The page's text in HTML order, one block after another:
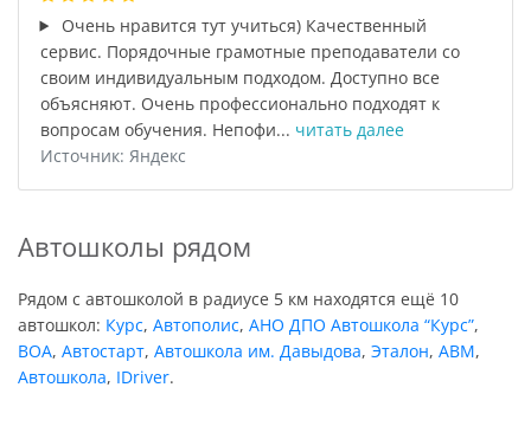
Очень нравится тут учиться) Качественный
сервис. Порядочные грамотные преподаватели со
своим индивидуальным подходом. Доступно все
объясняют. Очень профессионально подходят к
вопросам обучения. Непофи... читать далее
Источник: Яндекс
Автошколы рядом
Рядом с автошколой в радиусе 5 км находятся ещё 10
автошкол: Курс, Автополис, АНО ДПО Автошкола “Курс”,
ВОА, Автостарт, Автошкола им. Давыдова, Эталон, АВМ,
Автошкола, IDriver.